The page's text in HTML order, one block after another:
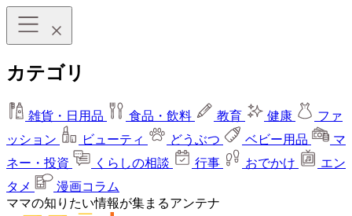
カテゴリ
雑貨・日用品 食品・飲料 教育 健康
ファ
ッション
ビューティ どうぶつ ベビー用品
マ
ネー・投資
くらしの相談 行事 おでかけ
エン
タメ
漫画コラム
ママの知りたい情報が集まるアンテナ